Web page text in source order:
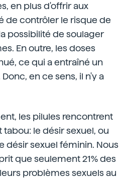
en plus d'offrir aux
de contrôler le risque de
possibilité de soulager
En outre, les doses
ce qui a entraîné un
en ce sens, il n'y a
les pilules rencontrent
le désir sexuel, ou
désir sexuel féminin. Nous
que seulement 21% des
problèmes sexuels au